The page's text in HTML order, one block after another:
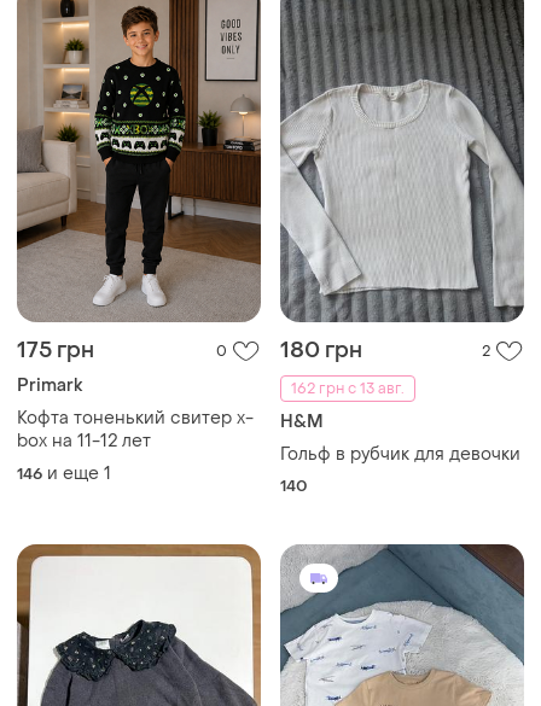
175 грн 0
Primark
Кофта тоненький свитер x-
box на 11-12 лет
146 и еще 1
180 грн
2
162 грн с 13 авг.
H&M
Гольф в рубчик для девочки
140